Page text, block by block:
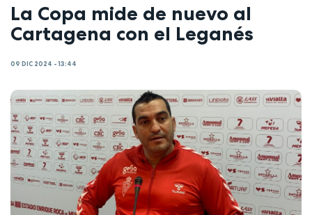
La Copa mide de nuevo al
Cartagena con el Leganés
09 DIC 2024 - 13:44